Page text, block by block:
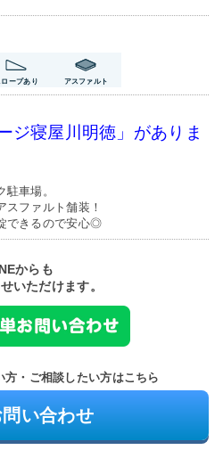
ロープあり アスファルト
ジ寝屋川明徳」がありま
車場。
スファルト舗装！
できるので安心◎
からも
いただけます。
方・ご相談したい方はこちら
問い合わせ